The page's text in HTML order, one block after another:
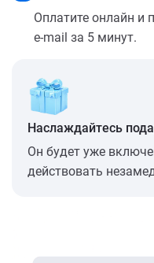
Оплатите онлайн и
e-mail за 5 минут.
Наслаждайтесь
Он будет уже
действовать